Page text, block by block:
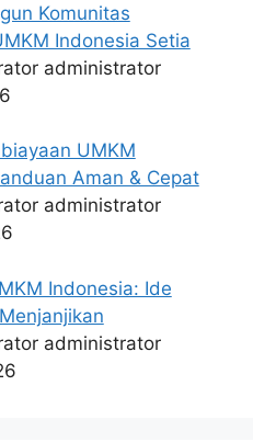
Komunitas
Indonesia Setia
administrator
UMKM
Aman & Cepat
administrator
Indonesia: Ide
administrator